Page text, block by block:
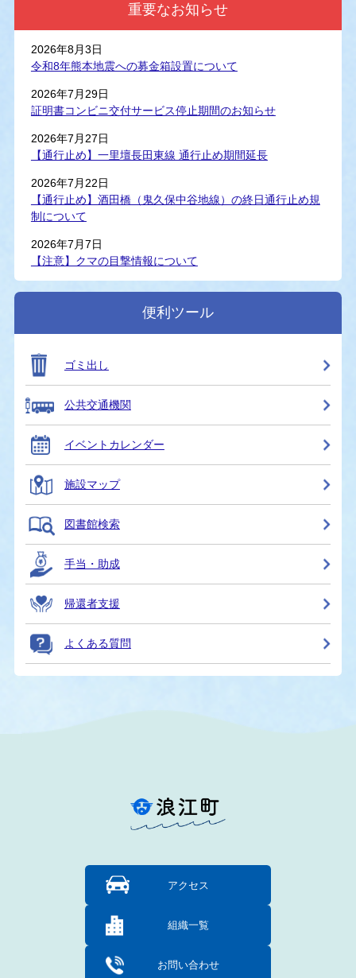
重要なお知らせ
2026年8月3日
令和8年熊本地震への募金箱設置について
2026年7月29日
証明書コンビニ交付サービス停止期間のお知らせ
2026年7月27日
【通行止め】一里壇長田東線 通行止め期間延長
2026年7月22日
【通行止め】酒田橋（鬼久保中谷地線）の終日通行止め規
制について
2026年7月7日
【注意】クマの目撃情報について
便利ツール
ゴミ出し
公共交通機関
イベントカレンダー
施設マップ
図書館検索
手当・助成
帰還者支援
よくある質問
アクセス
組織一覧
お問い合わせ